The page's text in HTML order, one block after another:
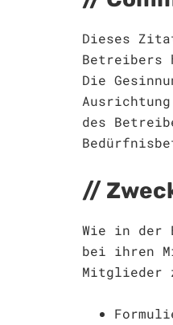
Dieses
Betreibers
Die
des
Wie in der
bei ihren
Mitglieder